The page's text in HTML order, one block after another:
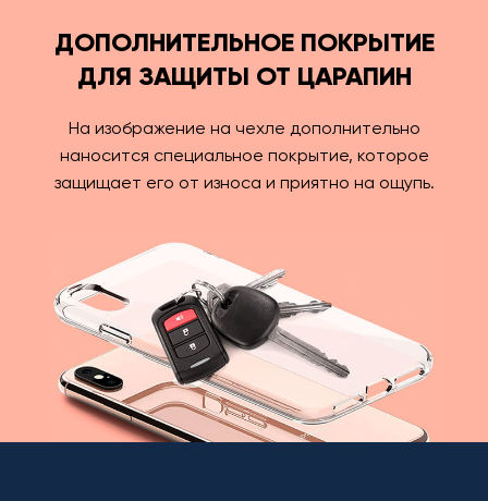
ДОПОЛНИТЕЛЬНОЕ ПОКРЫТИЕ
ДЛЯ ЗАЩИТЫ ОТ ЦАРАПИН
На изображение на чехле дополнительно
наносится специальное покрытие, которое
защищает его от износа и приятно на ощупь.